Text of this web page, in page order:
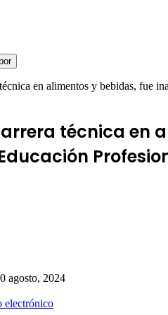
en alimentos y bebidas,
técnica en
agosto, 2024
electrónico